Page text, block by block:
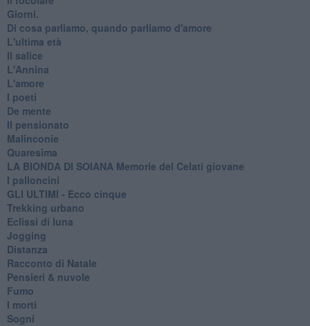
Giorni.
Di cosa parliamo, quando parliamo d'amore
L'ultima età
Il salice
L'Annina
L'amore
I poeti
De mente
Il pensionato
Malinconie
Quaresima
LA BIONDA DI SOIANA Memorie del Celati giovane
I palloncini
GLI ULTIMI - Ecco cinque
Trekking urbano
Eclissi di luna
Jogging
Distanza
Racconto di Natale
Pensieri & nuvole
Fumo
I morti
Sogni